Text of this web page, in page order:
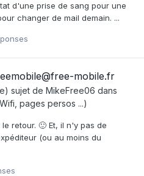
d'une prise de sang pour une
changer de mail demain. ...
mobile.fr
sujet de MikeFree06 dans
pages persos ...)
retour. 🙂 Et, il n'y pas de
(ou au moins du